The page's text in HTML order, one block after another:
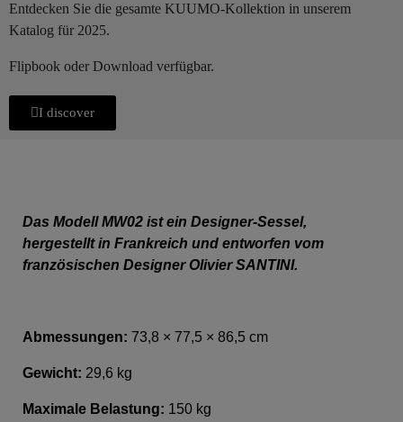
Entdecken Sie die gesamte KUUMO-Kollektion in unserem
Katalog für 2025.
Flipbook oder Download verfügbar.
I discover
Das Modell MW02 ist ein Designer-Sessel,
hergestellt in Frankreich und entworfen vom
französischen Designer Olivier SANTINI.
Abmessungen: 73,8 × 77,5 × 86,5 cm
Gewicht: 29,6 kg
Maximale Belastung: 150 kg